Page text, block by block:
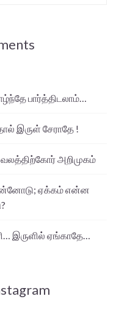
பார்த்திடலாம்…
இருள் சேராதே !
அறிமுகம்
ஏக்கம் என்ன
இருளில் ஏங்காதே…